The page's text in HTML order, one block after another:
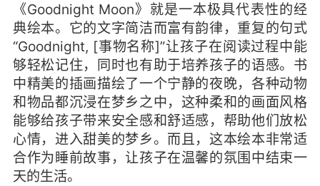
《Goodnight Moon》就是一本极具代表性的经
典绘本。它的文字简洁而富有韵律，重复的句式
“Goodnight, [事物名称]”让孩子在阅读过程中能
够轻松记住，同时也有助于培养孩子的语感。书
中精美的插画描绘了一个宁静的夜晚，各种动物
和物品都沉浸在梦乡之中，这种柔和的画面风格
能够给孩子带来安全感和舒适感，帮助他们放松
心情，进入甜美的梦乡。而且，这本绘本非常适
合作为睡前故事，让孩子在温馨的氛围中结束一
天的生活。